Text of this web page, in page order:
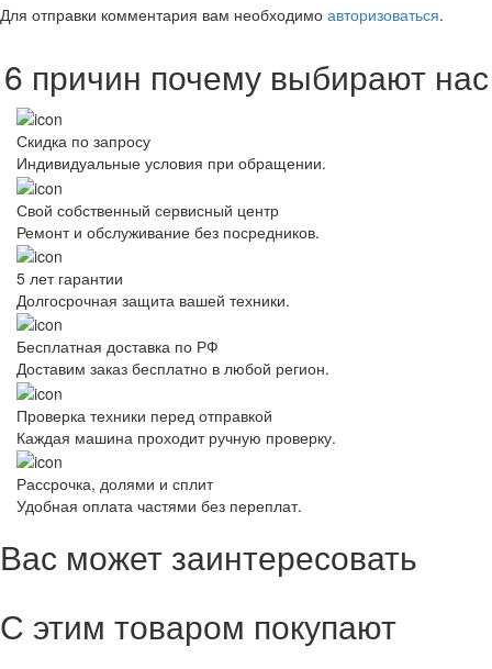
Для отправки комментария вам необходимо авторизоваться.
6 причин почему выбирают нас
Скидка по запросу
Индивидуальные условия при обращении.
Свой собственный сервисный центр
Ремонт и обслуживание без посредников.
5 лет гарантии
Долгосрочная защита вашей техники.
Бесплатная доставка по РФ
Доставим заказ бесплатно в любой регион.
Проверка техники перед отправкой
Каждая машина проходит ручную проверку.
Рассрочка, долями и сплит
Удобная оплата частями без переплат.
Вас может заинтересовать
С этим товаром покупают